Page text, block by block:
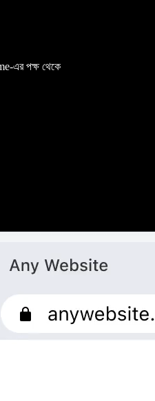
এর পক্ষ থেকে